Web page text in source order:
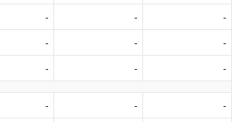
- - -
- - -
- - -
- - -